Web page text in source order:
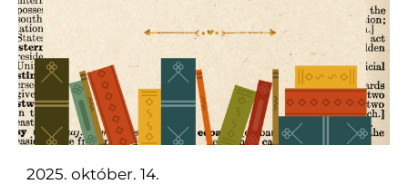
2025. október. 14.